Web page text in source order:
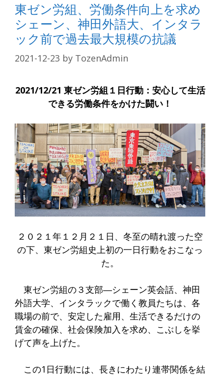
東ゼン労組、労働条件向上を求め
シェーン、神田外語大、インタラ
ック前で過去最大規模の抗議
2021-12-23 by TozenAdmin
2021/12/21 東ゼン労組１日行動：安心して生活
できる労働条件をかけた闘い！
２０２１年１２月２１日、冬至の晴れ渡った空
の下、東ゼン労組史上初の一日行動をおこなっ
た。
東ゼン労組の３支部―シェーン英会話、神田
外語大学、インタラックで働く教員たちは、各
職場の前で、安定した雇用、生活できるだけの
賃金の確保、社会保険加入を求め、こぶしを挙
げて声を上げた。
この1日行動には、長きにわたり連帯関係を結